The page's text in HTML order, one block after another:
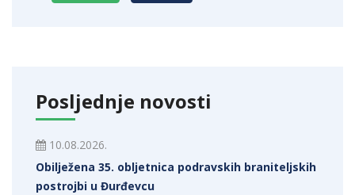
Posljednje novosti
10.08.2026.
Obilježena 35. obljetnica podravskih braniteljskih
postrojbi u Đurđevcu